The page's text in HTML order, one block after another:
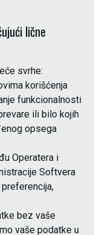
lične
svrhe:
korišćenja
funkcionalnosti
ili bilo kojih
opsega
Operatera i
Softvera
bez vaše
vaše podatke u